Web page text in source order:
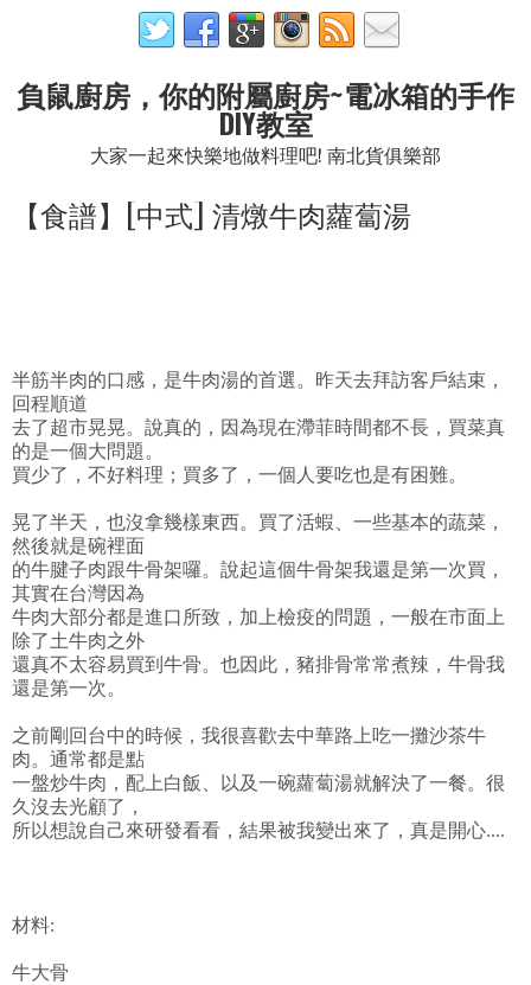
負鼠廚房，你的附屬廚房~電冰箱的手作
DIY教室
大家一起來快樂地做料理吧! 南北貨俱樂部
【食譜】[中式] 清燉牛肉蘿蔔湯
半筋半肉的口感，是牛肉湯的首選。昨天去拜訪客戶結束，
回程順道
去了超市晃晃。說真的，因為現在滯菲時間都不長，買菜真
的是一個大問題。
買少了，不好料理；買多了，一個人要吃也是有困難。
晃了半天，也沒拿幾樣東西。買了活蝦、一些基本的蔬菜，
然後就是碗裡面
的牛腱子肉跟牛骨架囉。說起這個牛骨架我還是第一次買，
其實在台灣因為
牛肉大部分都是進口所致，加上檢疫的問題，一般在市面上
除了土牛肉之外
還真不太容易買到牛骨。也因此，豬排骨常常煮辣，牛骨我
還是第一次。
之前剛回台中的時候，我很喜歡去中華路上吃一攤沙茶牛
肉。通常都是點
一盤炒牛肉，配上白飯、以及一碗蘿蔔湯就解決了一餐。很
久沒去光顧了，
所以想說自己來研發看看，結果被我變出來了，真是開心....
材料:
牛大骨